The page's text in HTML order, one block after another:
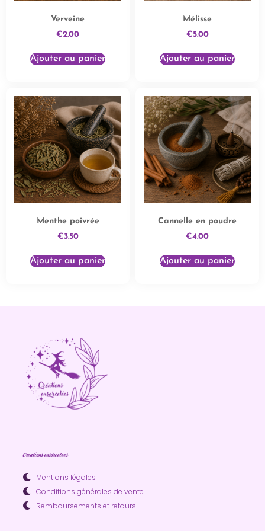
Verveine
€2.00
Ajouter au panier
Mélisse
€5.00
Ajouter au panier
Menthe poivrée
€3.50
Ajouter au panier
Cannelle en poudre
€4.00
Ajouter au panier
Créations ensorcelées
Mentions légales
Conditions générales de vente
Remboursements et retours